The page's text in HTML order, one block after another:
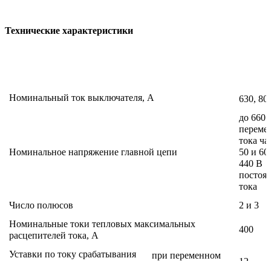
Технические характеристики
Номинальный ток выключателя, А 630,
Номинальное напряжение главной цепи
до 660
тока
50 и
440 В
тока
Число полюсов
2 и 3
Номинальные токи тепловых максимальных
расцепителей тока, А
400
Уставки по току срабатывания
при переменном